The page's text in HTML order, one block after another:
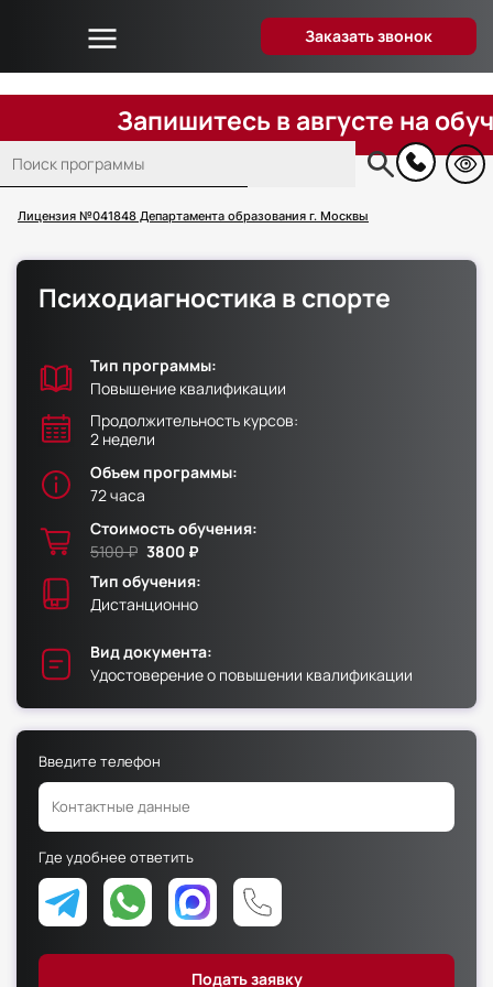
Лицензия №041848 Департамента образования г. Москвы
Заказать звонок
Основная
навигация
Об университете
Дистанционное образование
Преподаватели
Вопрос-ответ
Способы оплаты
Сведения об образовательной организации
Контакты
Факультет физической культуры и спорта
Юридический факультет
Факультет менеджмента и экономики
Факультет психологии
Факультет рекламы и связей с общественностью
Факультет физической культуры и спорта
Юридический факультет
Запишитесь в августе на
Психодиагностика в спорте
Тип программы:
Повышение квалификации
Продолжительность курсов:
2 недели
Объем программы:
72 часа
Стоимость обучения:
5100 ₽ 3800 ₽
Тип обучения:
Дистанционно
Вид документа:
Удостоверение о повышении квалификации
Введите телефон
Где удобнее ответить